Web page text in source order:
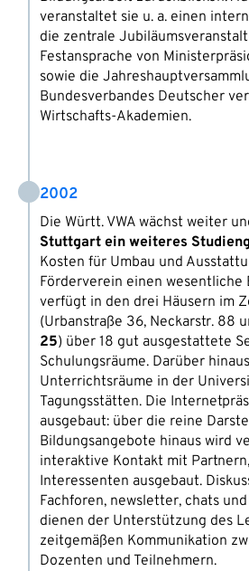
veranstaltet sie u. a. einen
die zentrale
Festansprache von
sowie die
Bundesverbandes Deutscher
Wirtschafts-Akademien.
2002
Die Württ. VWA wächst weiter
Stuttgart ein weiteres
Kosten für Umbau und
Förderverein einen wesentliche
verfügt in den drei Häusern im
(Urbanstraße 36, Neckarstr. 88
25) über 18 gut ausgestattete
Schulungsräume. Darüber
Unterrichtsräume in der
Tagungsstätten. Die
ausgebaut: über die reine
Bildungsangebote hinaus wird
interaktive Kontakt mit
Interessenten ausgebaut.
Fachforen, newsletter, chats
dienen der Unterstützung des
zeitgemäßen Kommunikation
Dozenten und Teilnehmern.